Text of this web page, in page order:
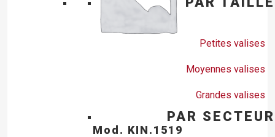
Petites valises
Moyennes valises
Grandes valises
PAR SECTEUR
Mod. KIN.1519